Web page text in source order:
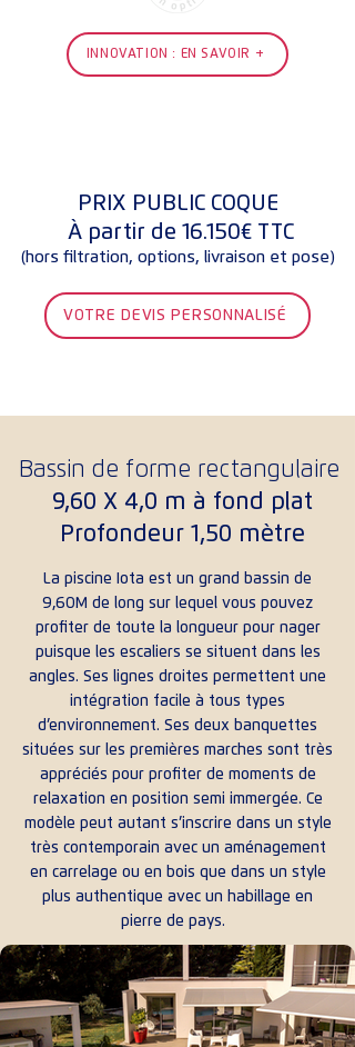
INNOVATION : EN SAVOIR +
PRIX PUBLIC COQUE
À partir de 16.150€ TTC
(hors filtration, options, livraison et pose)
VOTRE DEVIS PERSONNALISÉ
Bassin de forme rectangulaire
9,60 X 4,0 m à fond plat
Profondeur 1,50 mètre
La piscine Iota est un grand bassin de
9,60M de long sur lequel vous pouvez
profiter de toute la longueur pour nager
puisque les escaliers se situent dans les
angles. Ses lignes droites permettent une
intégration facile à tous types
d’environnement. Ses deux banquettes
situées sur les premières marches sont très
appréciés pour profiter de moments de
relaxation en position semi immergée. Ce
modèle peut autant s’inscrire dans un style
très contemporain avec un aménagement
en carrelage ou en bois que dans un style
plus authentique avec un habillage en
pierre de pays.